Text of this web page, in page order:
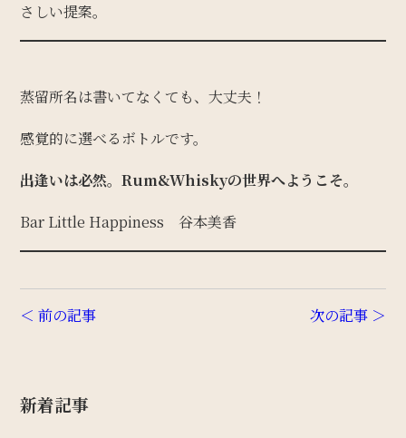
さしい提案。
蒸留所名は書いてなくても、大丈夫！
感覚的に選べるボトルです。
出逢いは必然。Rum&Whiskyの世界へようこそ。
Bar Little Happiness 谷本美香
＜ 前の記事 次の記事 ＞
新着記事